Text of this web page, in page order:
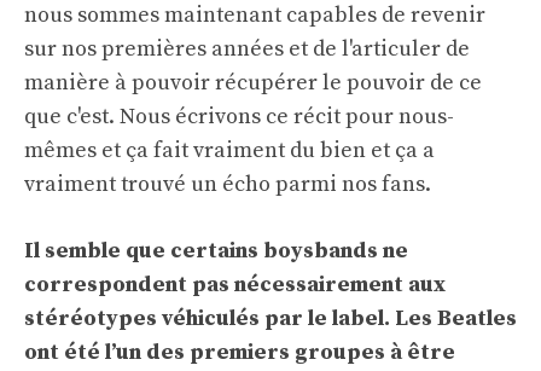
nous sommes maintenant capables de revenir
sur nos premières années et de l'articuler de
manière à pouvoir récupérer le pouvoir de ce
que c'est. Nous écrivons ce récit pour nous-
mêmes et ça fait vraiment du bien et ça a
vraiment trouvé un écho parmi nos fans.
Il semble que certains boysbands ne
correspondent pas nécessairement aux
stéréotypes véhiculés par le label. Les Beatles
ont été l’un des premiers groupes à être